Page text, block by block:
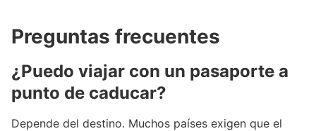
Preguntas frecuentes
¿Puedo viajar con un pasaporte a
punto de caducar?
Depende del destino. Muchos países exigen que el